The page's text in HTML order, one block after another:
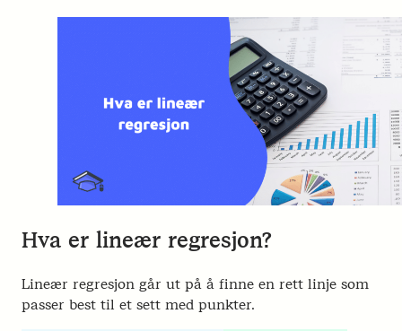
Hva er lineær regresjon?
Lineær regresjon går ut på å finne en rett linje som
passer best til et sett med punkter.